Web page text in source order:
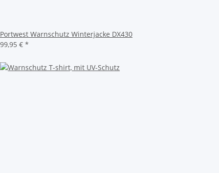
Portwest Warnschutz Winterjacke DX430
99,95 € *